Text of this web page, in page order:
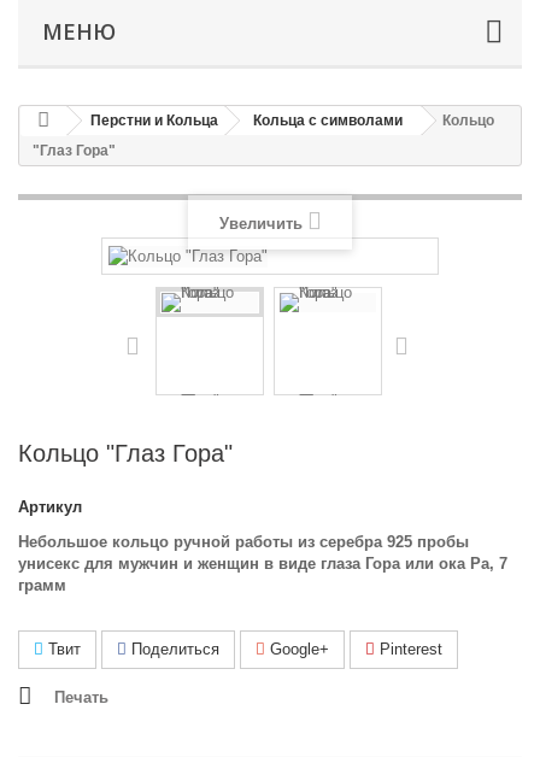
МЕНЮ
Перстни и Кольца Кольца с символами
Кольцо
"Глаз Гора"
Увеличить
Кольцо "Глаз Гора"
Артикул
Небольшое кольцо ручной работы из серебра 925 пробы
унисекс для мужчин и женщин в виде глаза Гора или ока Ра, 7
грамм
Твит Поделиться Google+ Pinterest
Печать